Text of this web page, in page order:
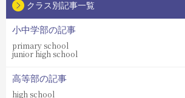
クラス別記事一覧
小中学部の記事
primary school
junior high school
高等部の記事
high school